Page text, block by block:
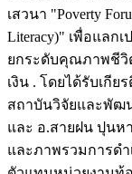
เสวนา "Poverty
Literacy)" เพื่อแลก
ยกระดับคุณภาพชีวิ
เงิน . โดยได้รับเกี
สถาบันวิจัยและพัฒ
และ อ.สายฝน ปุนห
และภาพรวมการด